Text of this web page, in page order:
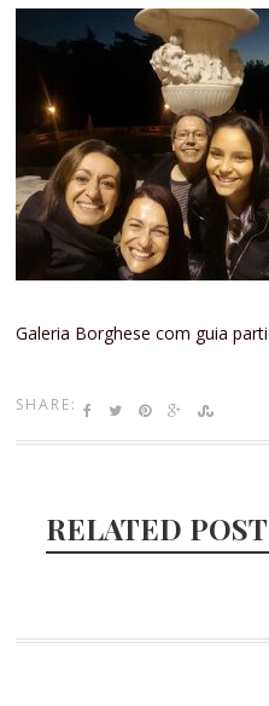
Galeria Borghese com guia
SHARE:
RELATED